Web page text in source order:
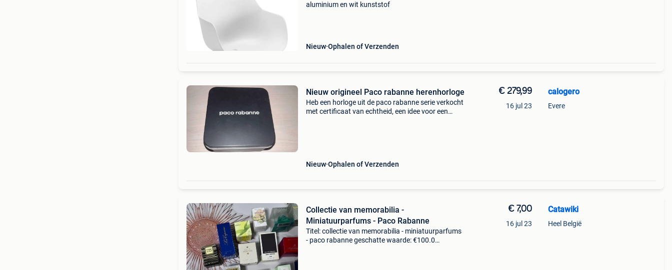
aluminium en wit kunststof
Nieuw Ophalen of Verzenden
Nieuw origineel Paco rabanne herenhorloge
Heb een horloge uit de paco rabanne serie verkocht
met certificaat van echtheid, een idee voor een
Nieuw Ophalen of Verzenden
€ 279,99
16 jul 23
calogero
Evere
Collectie van memorabilia -
Miniatuurparfums - Paco Rabanne
Titel: collectie van memorabilia - miniatuurparfums
- paco rabanne geschatte waarde: €100.0
€ 7,00
16 jul 23
Catawiki
Heel België